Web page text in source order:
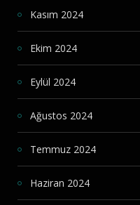
Kasım 2024
Ekim 2024
Eylül 2024
Ağustos 2024
Temmuz 2024
Haziran 2024